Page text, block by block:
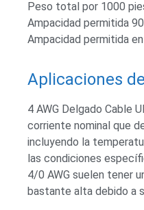
Peso total por 1000
Ampacidad permitida
Ampacidad permitida
Aplicaciones
4 AWG Delgado Cable
corriente nominal que
incluyendo la
las condiciones
4/0 AWG suelen tener
bastante alta debido a